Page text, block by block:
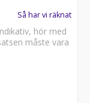
Så har vi räknat
hör med
måste vara